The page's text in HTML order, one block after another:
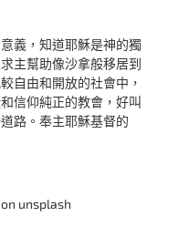
義，知道耶穌是神的獨
主幫助像沙拿般移居到
自由和開放的社會中，
信仰純正的教會，好叫
路。奉主耶穌基督的
unsplash